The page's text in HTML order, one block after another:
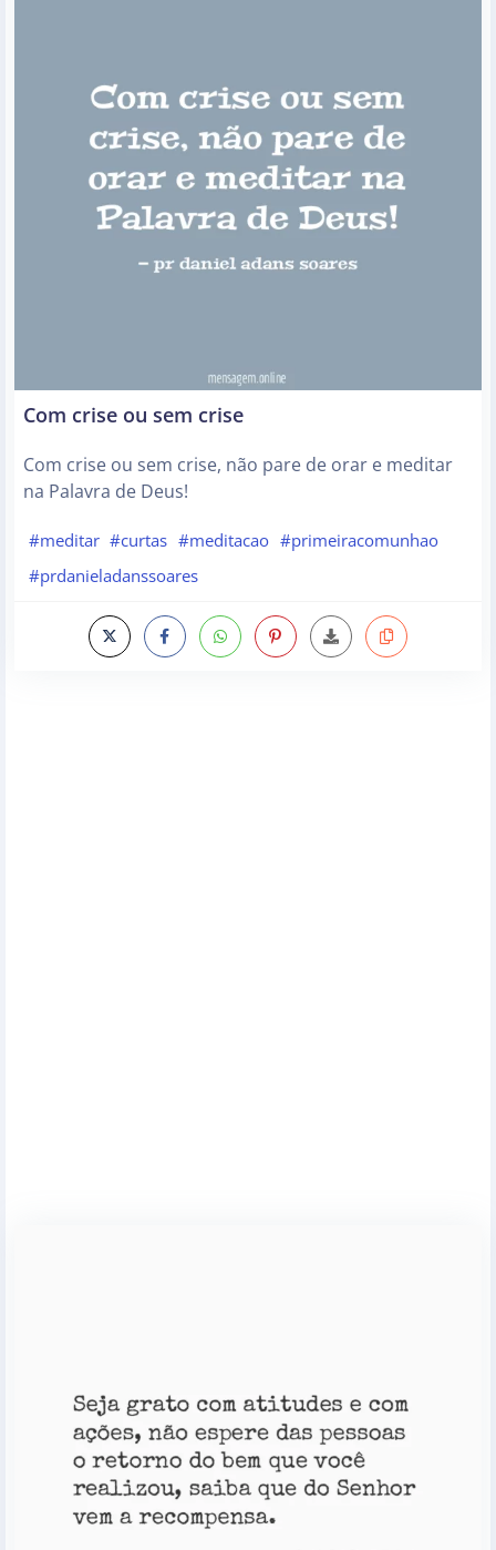
Com crise ou sem crise
Com crise ou sem crise, não pare de orar e meditar
na Palavra de Deus!
#meditar #curtas #meditacao #primeiracomunhao
#prdanieladanssoares